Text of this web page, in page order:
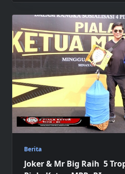
Berita
Joker & Mr Big Raih 5